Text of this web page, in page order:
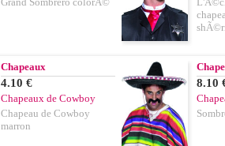
Chapeaux
4.10 €
Chapeaux de Cowboy
Chapeau de Cowboy
marron
8.10